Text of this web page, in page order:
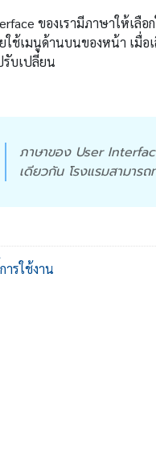
ของเรามีภาษาให้เลื
ใช้เมนูด้านบนของหน้า เมื่
รับเปลี่ยน
ภาษาของ User
เดียวกัน โรงแรมสามาร
ารใช้งาน